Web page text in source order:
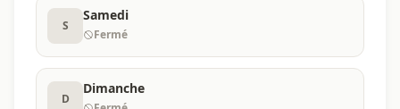
S
Samedi
Fermé
D
Dimanche